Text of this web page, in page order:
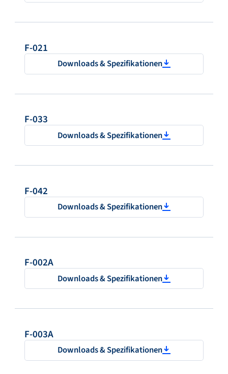
F-021
Downloads & Spezifikationen
F-033
Downloads & Spezifikationen
F-042
Downloads & Spezifikationen
F-002A
Downloads & Spezifikationen
F-003A
Downloads & Spezifikationen